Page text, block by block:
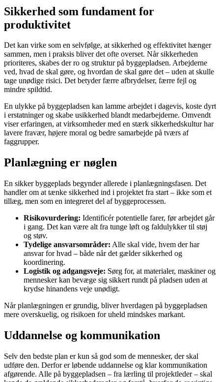
Sikkerhed som fundament for
produktivitet
Det kan virke som en selvfølge, at sikkerhed og effektivitet hænger
sammen, men i praksis bliver det ofte overset. Når sikkerheden
prioriteres, skabes der ro og struktur på byggepladsen. Arbejderne
ved, hvad de skal gøre, og hvordan de skal gøre det – uden at skulle
tage unødige risici. Det betyder færre afbrydelser, færre fejl og
mindre spildtid.
En ulykke på byggepladsen kan lamme arbejdet i dagevis, koste dyrt
i erstatninger og skabe usikkerhed blandt medarbejderne. Omvendt
viser erfaringen, at virksomheder med en stærk sikkerhedskultur har
lavere fravær, højere moral og bedre samarbejde på tværs af
faggrupper.
Planlægning er nøglen
En sikker byggeplads begynder allerede i planlægningsfasen. Det
handler om at tænke sikkerhed ind i projektet fra start – ikke som et
tillæg, men som en integreret del af byggeprocessen.
Risikovurdering: Identificér potentielle farer, før arbejdet går
i gang. Det kan være alt fra tunge løft og faldulykker til støj
og støv.
Tydelige ansvarsområder: Alle skal vide, hvem der har
ansvar for hvad – både når det gælder sikkerhed og
koordinering.
Logistik og adgangsveje: Sørg for, at materialer, maskiner og
mennesker kan bevæge sig sikkert rundt på pladsen uden at
krydse hinandens veje unødigt.
Når planlægningen er grundig, bliver hverdagen på byggepladsen
mere overskuelig, og risikoen for uheld mindskes markant.
Uddannelse og kommunikation
Selv den bedste plan er kun så god som de mennesker, der skal
udføre den. Derfor er løbende uddannelse og klar kommunikation
afgørende. Alle på byggepladsen – fra lærling til projektleder – skal